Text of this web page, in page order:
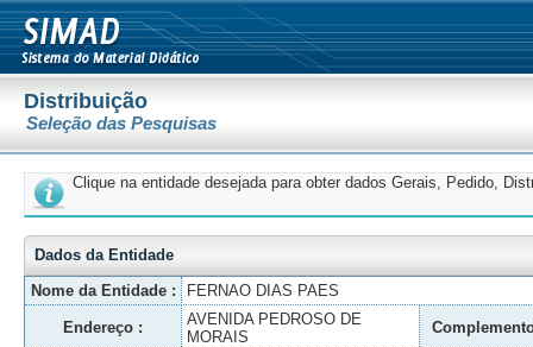
Distribuição
Seleção das Pesquisas
Clique na entidade desejada para obter dados Gerais, Pedido,
Dados da Entidade
Nome da Entidade :
FERNAO DIAS PAES
Endereço :
AVENIDA PEDROSO DE
MORAIS